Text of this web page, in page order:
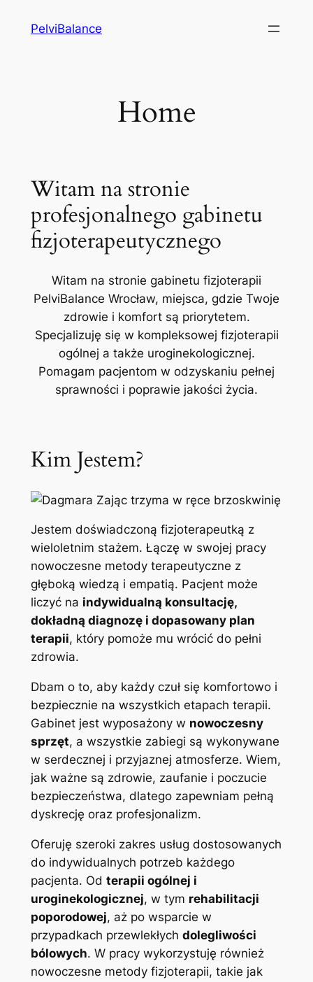
PelviBalance
Home
Witam na stronie
profesjonalnego gabinetu
fizjoterapeutycznego
Witam na stronie gabinetu fizjoterapii
PelviBalance Wrocław, miejsca, gdzie Twoje
zdrowie i komfort są priorytetem.
Specjalizuję się w kompleksowej fizjoterapii
ogólnej a także uroginekologicznej.
Pomagam pacjentom w odzyskaniu pełnej
sprawności i poprawie jakości życia.
Kim Jestem?
Jestem doświadczoną fizjoterapeutką z
wieloletnim stażem. Łączę w swojej pracy
nowoczesne metody terapeutyczne z
głęboką wiedzą i empatią. Pacjent może
liczyć na indywidualną konsultację,
dokładną diagnozę i dopasowany plan
terapii, który pomoże mu wrócić do pełni
zdrowia.
Dbam o to, aby każdy czuł się komfortowo i
bezpiecznie na wszystkich etapach terapii.
Gabinet jest wyposażony w nowoczesny
sprzęt, a wszystkie zabiegi są wykonywane
w serdecznej i przyjaznej atmosferze. Wiem,
jak ważne są zdrowie, zaufanie i poczucie
bezpieczeństwa, dlatego zapewniam pełną
dyskrecję oraz profesjonalizm.
Oferuję szeroki zakres usług dostosowanych
do indywidualnych potrzeb każdego
pacjenta. Od terapii ogólnej i
uroginekologicznej, w tym rehabilitacji
poporodowej, aż po wsparcie w
przypadkach przewlekłych dolegliwości
bólowych. W pracy wykorzystuję również
nowoczesne metody fizjoterapii, takie jak